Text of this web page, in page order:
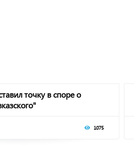
точку в споре о
1075